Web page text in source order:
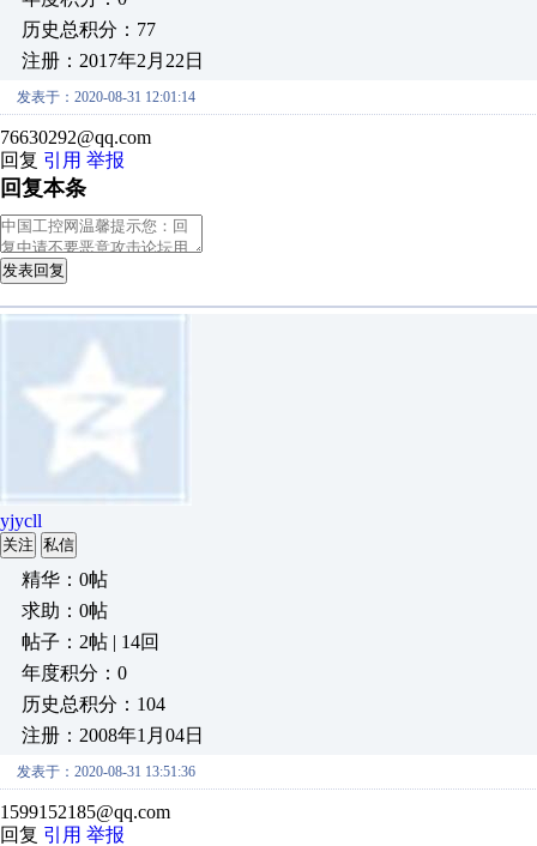
历史总积分：77
注册：2017年2月22日
发表于：2020-08-31 12:01:14
76630292@qq.com
回复 引用 举报
回复本条
发表回复
yjycll
关注 私信
精华：0帖
求助：0帖
帖子：2帖 | 14回
年度积分：0
历史总积分：104
注册：2008年1月04日
发表于：2020-08-31 13:51:36
1599152185@qq.com
回复 引用 举报